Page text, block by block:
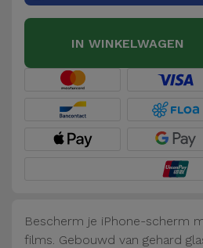
Koffers
Trackers
Accessoires
Auto en
Fiets
IN WINKELWAGEN
Bescherm je iPhone-scherm
films. Gebouwd van gehard